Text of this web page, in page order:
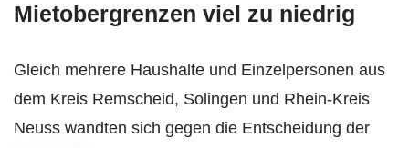
Mietobergrenzen viel zu niedrig
Gleich mehrere Haushalte und Einzelpersonen aus
dem Kreis Remscheid, Solingen und Rhein-Kreis
Neuss wandten sich gegen die Entscheidung der